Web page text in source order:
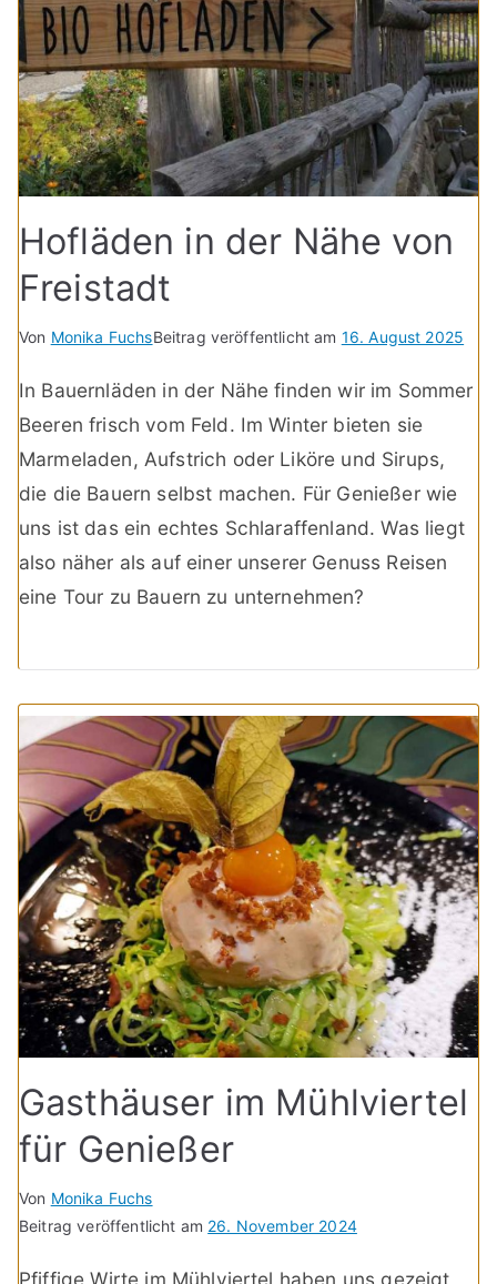
Hofläden in der Nähe von
Freistadt
Von Monika FuchsBeitrag veröffentlicht am 16. August 2025
In Bauernläden in der Nähe finden wir im Sommer
Beeren frisch vom Feld. Im Winter bieten sie
Marmeladen, Aufstrich oder Liköre und Sirups,
die die Bauern selbst machen. Für Genießer wie
uns ist das ein echtes Schlaraffenland. Was liegt
also näher als auf einer unserer Genuss Reisen
eine Tour zu Bauern zu unternehmen?
Gasthäuser im Mühlviertel
für Genießer
Von Monika Fuchs
Beitrag veröffentlicht am 26. November 2024